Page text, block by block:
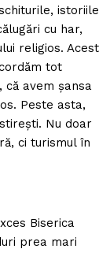
istoriile
cu har,
religios. Acest
tot
că avem şansa
Peste asta,
Nu doar
ci turismul în
Biserica
prea mari